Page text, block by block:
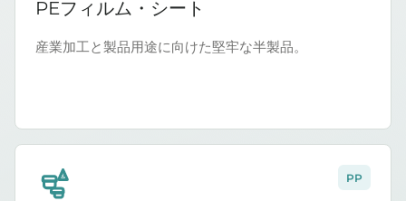
PEフィルム・シート
産業加工と製品用途に向けた堅牢な半製品。
5 PP